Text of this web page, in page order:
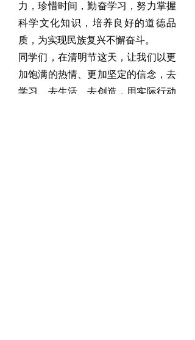
力，珍惜时间，勤奋学习，努力掌握
科学文化知识，培养良好的道德品
质，为实现民族复兴不懈奋斗。
同学们，在清明节这天，让我们以更
加饱满的热情、更加坚定的信念，去
学习、去生活、去创造，用实际行动